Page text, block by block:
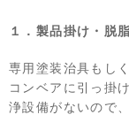
１．製品掛け・脱脂
専用塗装治具もし
コンベアに引っ掛
浄設備がないので